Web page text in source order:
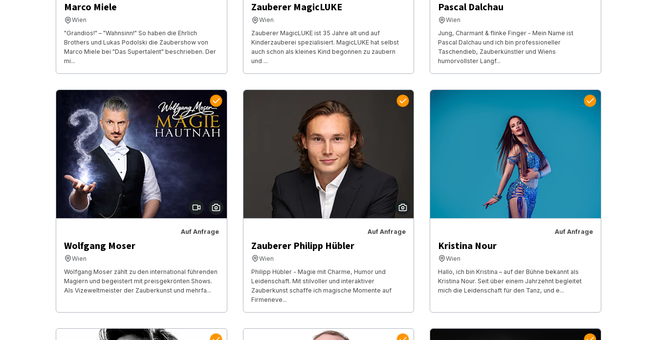
Marco Miele
Wien
"Grandios!" – "Wahnsinn!" So haben die Ehrlich
Brothers und Lukas Podolski die Zaubershow von
Marco Miele bei "Das Supertalent" beschrieben. Der
mi...
Zauberer MagicLUKE
Wien
Zauberer MagicLUKE ist 35 Jahre alt und auf
Kinderzauberei spezialisiert. MagicLUKE hat selbst
auch schon als kleines Kind begonnen zu zaubern
und ...
Pascal Dalchau
Wien
Jung, Charmant & flinke Finger - Mein Name ist
Pascal Dalchau und ich bin professioneller
Taschendieb, Zauberkünstler und Wiens
humorvollster Langf...
Auf Anfrage
Wolfgang Moser
Wien
Wolfgang Moser zählt zu den international führenden
Magiern und begeistert mit preisgekrönten Shows.
Als Vizeweltmeister der Zauberkunst und mehrfa...
Auf Anfrage
Zauberer Philipp Hübler
Wien
Philipp Hübler - Magie mit Charme, Humor und
Leidenschaft. Mit stilvoller und interaktiver
Zauberkunst schaffe ich magische Momente auf
Firmeneve...
Auf Anfrage
Kristina Nour
Wien
Hallo, ich bin Kristina – auf der Bühne bekannt als
Kristina Nour. Seit über einem Jahrzehnt begleitet
mich die Leidenschaft für den Tanz, und e...